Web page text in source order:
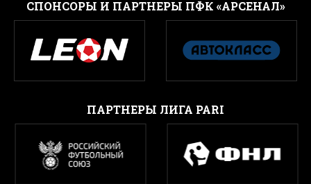
CПОНСОРЫ И ПАРТНЕРЫ ПФК «АРСЕНАЛ»
ПАРТНЕРЫ ЛИГА PARI